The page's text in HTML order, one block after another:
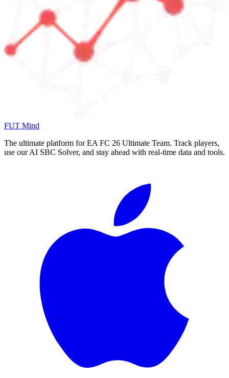
FUT Mind
The ultimate platform for EA FC 26 Ultimate Team. Track players,
use our AI SBC Solver, and stay ahead with real-time data and tools.